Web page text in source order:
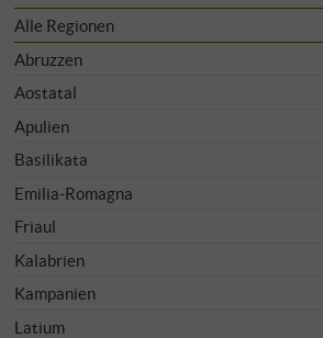
Alle Regionen
Abruzzen
Aostatal
Apulien
Basilikata
Emilia-Romagna
Friaul
Kalabrien
Kampanien
Latium